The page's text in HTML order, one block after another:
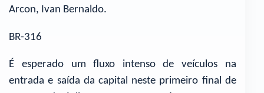
Arcon, Ivan Bernaldo.
BR-316
É esperado um fluxo intenso de veículos na
entrada e saída da capital neste primeiro final de